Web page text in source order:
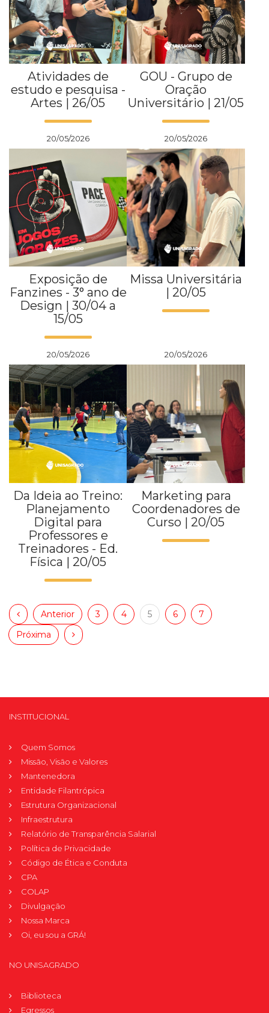
Atividades de
estudo e pesquisa -
Artes | 26/05
GOU - Grupo de
Oração
Universitário | 21/05
20/05/2026
Exposição de
Fanzines - 3° ano de
Design | 30/04 a
15/05
20/05/2026
Missa Universitária
| 20/05
20/05/2026
Da Ideia ao Treino:
Planejamento
Digital para
Professores e
Treinadores - Ed.
Física | 20/05
20/05/2026
Marketing para
Coordenadores de
Curso | 20/05
Anterior 3 4 5 6
7
Próxima
INSTITUCIONAL
Quem Somos
Missão, Visão e Valores
Mantenedora
Entidade Filantrópica
Estrutura Organizacional
Infraestrutura
Relatório de Transparência Salarial
Política de Privacidade
Código de Ética e Conduta
CPA
COLAP
Divulgação
Nossa Marca
Oi, eu sou a GRÁ!
NO UNISAGRADO
Biblioteca
Egressos